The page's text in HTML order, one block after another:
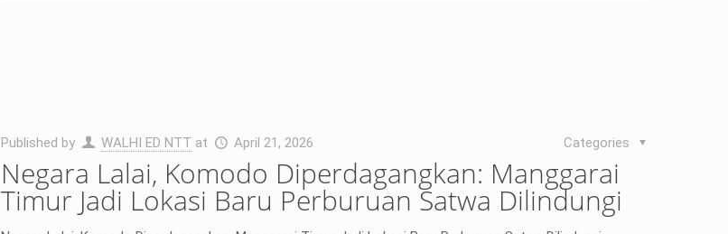
Published by WALHI ED NTT at April 21, 2026 Categories
Negara Lalai, Komodo Diperdagangkan: Manggarai
Timur Jadi Lokasi Baru Perburuan Satwa Dilindungi